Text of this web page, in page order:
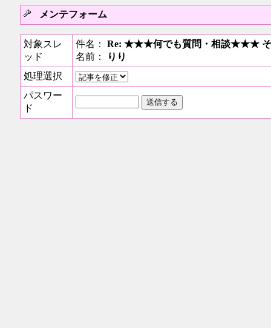
メンテフォーム
対象スレ
ッド
件名： Re: ★★★何でも質問・相談★★★ そ
名前：
りり
処理選択
パスワー
ド